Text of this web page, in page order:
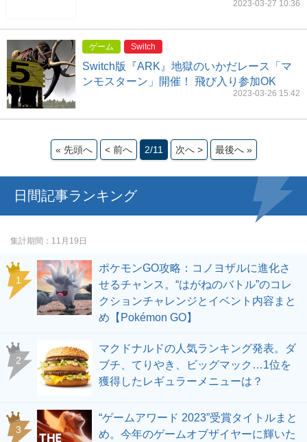
2023-03-27 10:36
ゲーム Switch
Switch版『ARK』地獄のいかだレース「マ
ンモスターン」開催！ 飛び入り参加OK
2023-03-26 15:42
« 先頭へ < 前へ 2/11 次へ > 最後へ »
日間記事ランキング
集計期間 11月19日
ポケモンGO攻略：コノヨザルに進化さ
せるチャンス。“はがねのバトル”のコレ
クションチャレンジとイベント内容まと
め【Pokémon GO】
マクドナルドの人気ランキング発表。ダ
ブチ、てりやき、ビッグマック…1位を
獲得したレギュラーメニューは？
“ゲームアワード 2023”受賞タイトルまと
め。今年のゲームオブザイヤーに輝いた